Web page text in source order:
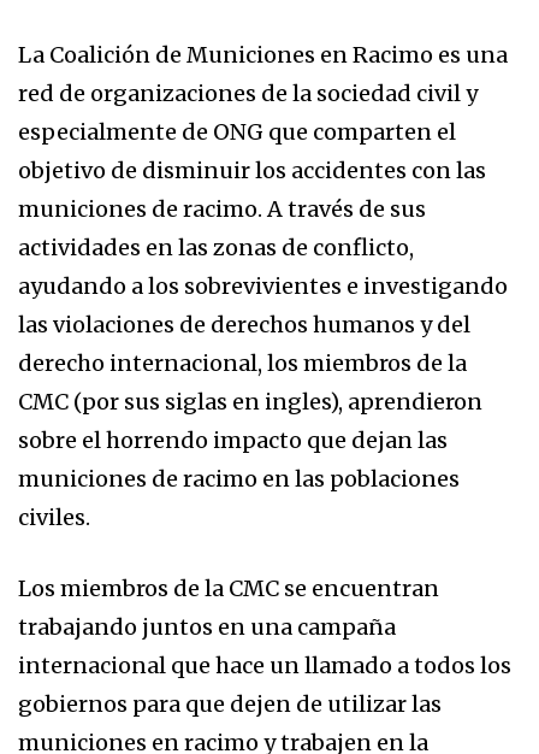
La Coalición de Municiones en Racimo es una
red de organizaciones de la sociedad civil y
especialmente de ONG que comparten el
objetivo de disminuir los accidentes con las
municiones de racimo. A través de sus
actividades en las zonas de conflicto,
ayudando a los sobrevivientes e investigando
las violaciones de derechos humanos y del
derecho internacional, los miembros de la
CMC (por sus siglas en ingles), aprendieron
sobre el horrendo impacto que dejan las
municiones de racimo en las poblaciones
civiles.
Los miembros de la CMC se encuentran
trabajando juntos en una campaña
internacional que hace un llamado a todos los
gobiernos para que dejen de utilizar las
municiones en racimo y trabajen en la